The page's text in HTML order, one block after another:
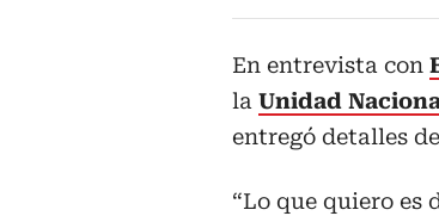
En entrevista con
la Unidad
entregó detalles
“Lo que quiero es